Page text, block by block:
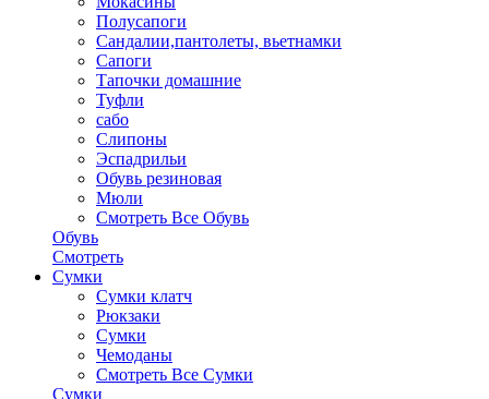
Полусапоги
Сандалии,пантолеты, вьетнамки
Сапоги
Тапочки домашние
Туфли
сабо
Слипоны
Эспадрильи
Обувь резиновая
Мюли
Смотреть Все Обувь
Обувь
Смотреть
Сумки
Сумки клатч
Рюкзаки
Сумки
Чемоданы
Смотреть Все Сумки
Сумки